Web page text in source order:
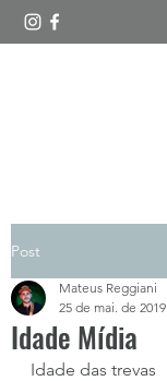
Post
Idade Mídia
Mateus Reggiani
25 de mai. de 2019
Idade das trevas